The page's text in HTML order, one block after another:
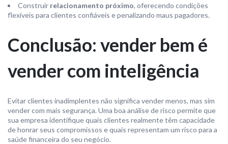
Construir relacionamento próximo, oferecendo condições
flexíveis para clientes confiáveis e penalizando maus pagadores.
Conclusão: vender bem é
vender com inteligência
Evitar clientes inadimplentes não significa vender menos, mas sim
vender com mais segurança. Uma boa análise de risco permite que
sua empresa identifique quais clientes realmente têm capacidade
de honrar seus compromissos e quais representam um risco para a
saúde financeira do seu negócio.